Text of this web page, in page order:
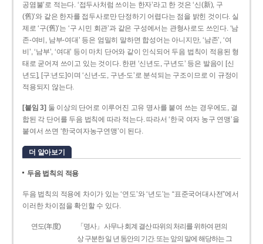
공염불’로 적는다. ‘접두사처럼 쓰이는 한자’라고 한 것은 ‘신(新), 구
(舊)’와 같은 한자를 접두사로만 단정하기 어렵다는 점을 밝힌 것이다. 실
제로 ‘구(舊)’는 ‘구 시민 회관’과 같은 구성에서는 관형사로도 쓰인다. ‘남
존­-여비, 남부-­여대’ 등은 엄밀히 말하면 합성어는 아니지만, ‘남존’, ‘여
비’, ‘남부’, ‘여대’ 등이 마치 단어와 같이 인식되어 두음 법칙이 적용된 형
태로 굳어져 쓰이고 있는 것이다. 한편 ‘신년도, 구년도’ 등은 발음이 [신
년도], [구ː년도]이며 ‘신년­-도, 구년-­도’로 분석되는 구조이므로 이 규정이
적용되지 않는다.
[붙임 3] 둘 이상의 단어로 이루어진 고유 명사를 붙여 쓰는 경우에도, 결
합된 각 단어를 두음 법칙에 따라 적는다. 따라서 ‘한국 여자 농구 연맹’을
붙여서 쓰면 ‘한국여자농구연맹’이 된다.
더 알아보기
두음 법칙의 적용
두음 법칙의 적용에 차이가 있는 ‘연도’와 ‘년도’는 “표준국어대사전”에서
이러한 차이점을 확인할 수 있다.
연도(年度)
「명사」 사무나 회계 결산 따위의 처리를 위하여 편의
상 구분한 일 년 동안의 기간. 또는 앞의 말에 해당하는 그